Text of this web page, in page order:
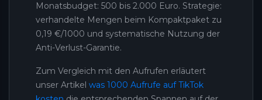
Monatsbudget: 500 bis 2.000 Euro. Strategie:
verhandelte Mengen beim Kompaktpaket zu
0,19 €/1000 und systematische Nutzung der
Anti-Verlust-Garantie.
Zum Vergleich mit den Aufrufen erläutert
unser Artikel was 1000 Aufrufe auf TikTok